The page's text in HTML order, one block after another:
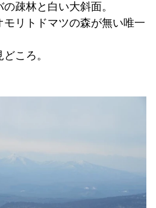
疎林と白い大斜面。
モリトドマツの森が無い唯一
ころ。